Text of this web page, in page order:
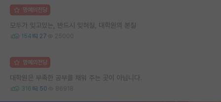
명예의전당
모두가 잊고있는, 반드시 잊혀질, 대학원의 본질
154 27 25000
명예의전당
대학원은 부족한 공부를 채워 주는 곳이 아닙니다.
316 50 86918